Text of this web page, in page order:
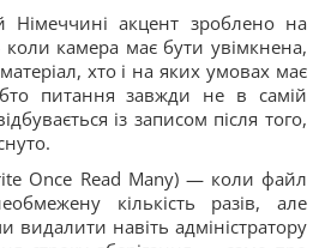
Німеччині акцент зроблено на
коли камера має бути увімкнена,
хто і на яких умовах має
питання завжди не в самій
із записом після того,
Once Read Many) — коли файл
кількість разів, але
навіть адміністратору